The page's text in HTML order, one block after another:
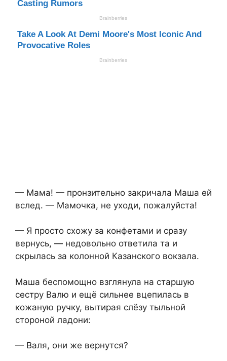
— Мама! — пронзительно закричала Маша ей
вслед. — Мамочка, не уходи, пожалуйста!
— Я просто схожу за конфетами и сразу
вернусь, — недовольно ответила та и
скрылась за колонной Казанского вокзала.
Маша беспомощно взглянула на старшую
сестру Валю и ещё сильнее вцепилась в
кожаную ручку, вытирая слёзу тыльной
стороной ладони:
— Валя, они же вернутся?